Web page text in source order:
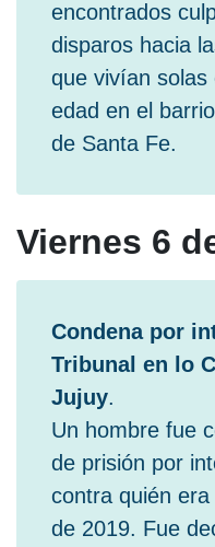
encontrados
disparos hacia
que vivían
edad en el
de Santa Fe.
Viernes 6
Condena por
Tribunal en lo
Jujuy.
Un hombre fue
de prisión por
contra quién
de 2019. Fue